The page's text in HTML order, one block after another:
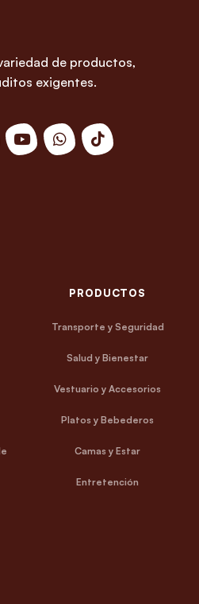
de productos,
exigentes.
PRODUCTOS
Transporte y Seguridad
Salud y Bienestar
Vestuario y Accesorios
Platos y Bebederos
Camas y Estar
Entretención